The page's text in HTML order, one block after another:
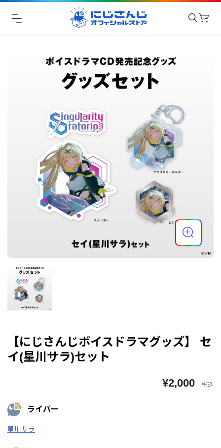
【にじさんじボイスドラマグッズ】 セ
イ(星川サラ)セット
¥2,000 税込
ライバー
星川サラ